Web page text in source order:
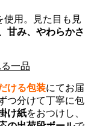
使用。
見た目も見
甘み、やわらかさ
一品
ける包装にてお届
つ分けて丁寧に包
け紙をおつけし、